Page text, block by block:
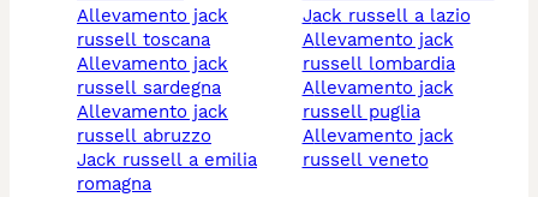
allevamento jack
russell toscana
allevamento jack
russell sardegna
allevamento jack
russell abruzzo
jack russell a emilia
romagna
jack russell a lazio
allevamento jack
russell lombardia
allevamento jack
russell puglia
allevamento jack
russell veneto